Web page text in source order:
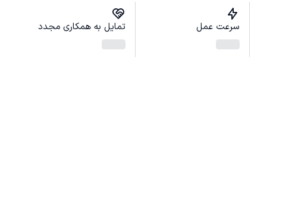
سرعت عمل تمایل به همکاری مجدد